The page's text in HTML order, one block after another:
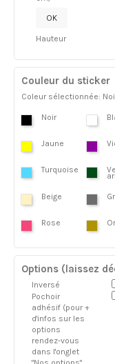
OK
Hauteur
Couleur du sticker
Coleur sélectionnée:
Noir
Jaune
Turquoise
Beige
Rose Or
Options (laissez
Inversé
Pochoir
adhésif (pour +
d'infos sur les
options
rendez-vous
dans l'onglet